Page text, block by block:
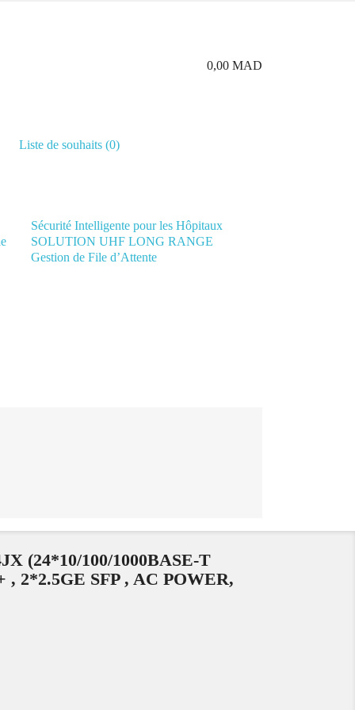
0,00 MAD
Liste de souhaits (0)
Sécurité Intelligente pour les Hôpitaux
SOLUTION UHF LONG RANGE
Gestion de File d’Attente
(24*10/100/1000BASE-T
, 2*2.5GE SFP , AC POWER,